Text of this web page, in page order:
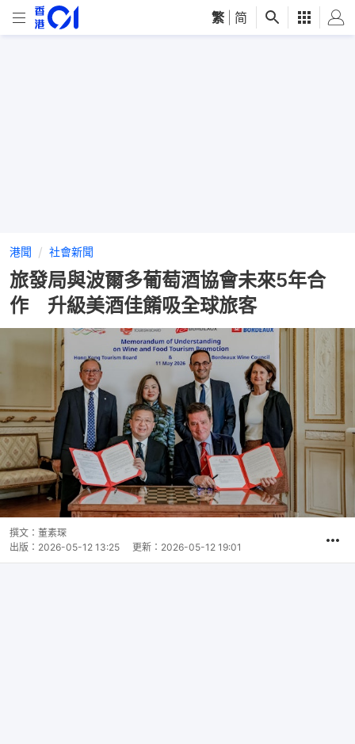
繁 简
港聞 社會新聞
旅發局與波爾多葡萄酒協會未來5年合
作 升級美酒佳餚吸全球旅客
撰文： 董素琛
出版： 2026-05-12 13:25 更新： 2026-05-12 19:01